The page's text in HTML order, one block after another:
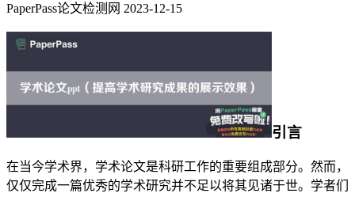
PaperPass论文检测网 2023-12-15
引言
在当今学术界，学术论文是科研工作的重要组成部分。然而，
仅仅完成一篇优秀的学术研究并不足以将其见诸于世。学者们